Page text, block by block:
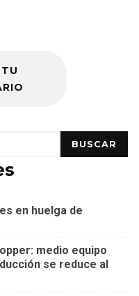
BUSCAR
en huelga de
medio equipo
se reduce al